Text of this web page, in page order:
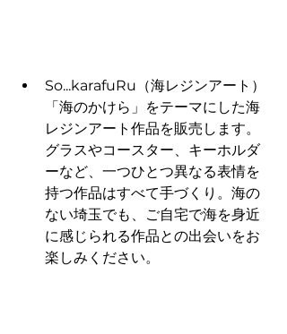
So...karafuRu（海レジンアート）
「海のかけら」をテーマにした海
レジンアート作品を販売します。
グラスやコースター、キーホルダ
ーなど、一つひとつ異なる表情を
持つ作品はすべて手づくり。海の
ない埼玉でも、ご自宅で海を身近
に感じられる作品との出会いをお
楽しみください。